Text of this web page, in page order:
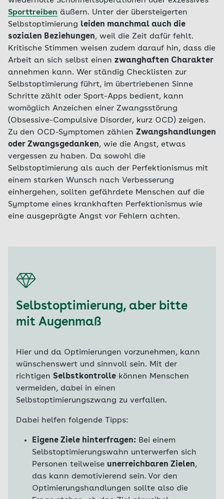
Sporttreiben äußern. Unter der übersteigerten
Selbstoptimierung leiden manchmal auch die
sozialen Beziehungen, weil die Zeit dafür fehlt.
Kritische Stimmen weisen zudem darauf hin, dass die
Arbeit an sich selbst einen zwanghaften Charakter
annehmen kann. Wer ständig Checklisten zur
Selbstoptimierung führt, im übertriebenen Sinne
Schritte zählt oder Sport-Apps bedient, kann
womöglich Anzeichen einer Zwangsstörung
(Obsessive-Compulsive Disorder, kurz OCD) zeigen.
Zu den OCD-Symptomen zählen Zwangshandlungen
oder Zwangsgedanken, wie die Angst, etwas
vergessen zu haben. Da sowohl die
Selbstoptimierung als auch der Perfektionismus mit
einem starken Wunsch nach Verbesserung
einhergehen, sollten gefährdete Menschen auf die
Symptome eines krankhaften Perfektionismus wie
eine ausgeprägte Angst vor Fehlern achten.
Selbstoptimierung, aber bitte
mit Augenmaß
Hier und da Optimierungen vorzunehmen, kann
wünschenswert und sinnvoll sein. Mit der
richtigen Selbstkontrolle können Menschen
vermeiden, dabei in einen
Selbstoptimierungszwang zu verfallen.
Dabei helfen folgende Tipps:
Eigene Ziele hinterfragen: Bei einem
Selbstoptimierungswahn unterwerfen sich
Personen teilweise unerreichbaren Zielen,
das kann demotivierend sein. Vor den
Optimierungshandlungen sollte also die